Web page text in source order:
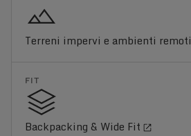
Terreni impervi e ambienti remoti
FIT
Backpacking & Wide Fit